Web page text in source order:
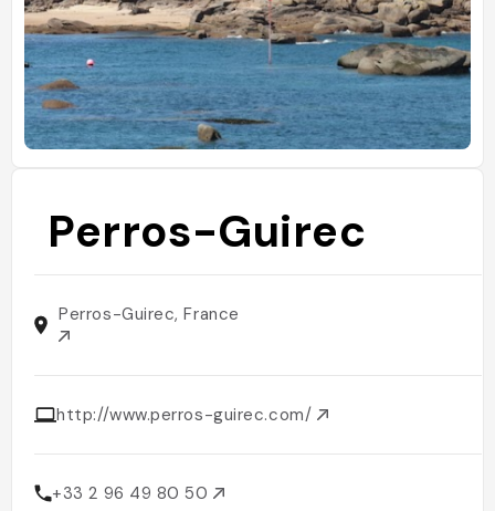
Perros-Guirec
Perros-Guirec, France
http://www.perros-guirec.com/
+33 2 96 49 80 50